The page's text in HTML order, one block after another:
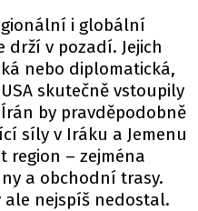
i globální
drží v pozadí. Jejich
nebo diplomatická,
skutečně vstoupily
by pravděpodobně
síly v Iráku a Jemenu
region – zejména
a obchodní trasy.
ale nejspíš nedostal.